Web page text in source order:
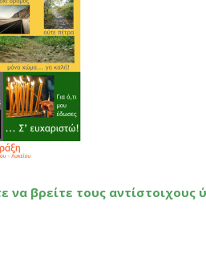
να βρείτε τους αντίστοιχους